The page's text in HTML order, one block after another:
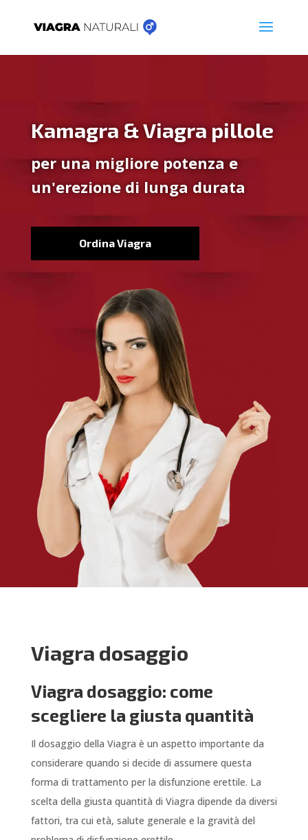
Kamagra & Viagra pillole
per una migliore potenza e
un'erezione di lunga durata
Ordina Viagra
Viagra dosaggio
Viagra dosaggio: come
scegliere la giusta quantità
Il dosaggio della Viagra è un aspetto importante da
considerare quando si decide di assumere questa
forma di trattamento per la disfunzione erettile. La
scelta della giusta quantità di Viagra dipende da diversi
fattori, tra cui età, salute generale e la gravità del